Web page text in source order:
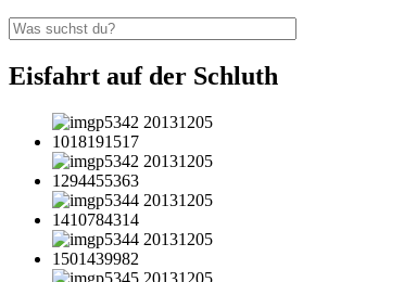
Eisfahrt auf der Schluth